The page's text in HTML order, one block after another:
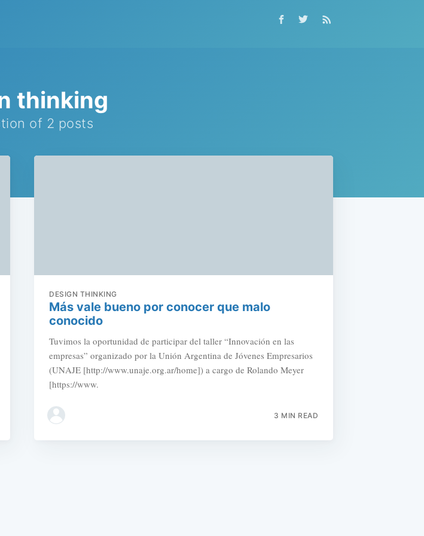
thinking
of 2 posts
DESIGN THINKING
Más vale bueno por conocer que malo
conocido
Tuvimos la oportunidad de participar del taller “Innovación en las
empresas” organizado por la Unión Argentina de Jóvenes Empresarios
(UNAJE [http://www.unaje.org.ar/home]) a cargo de Rolando Meyer
[https://www.
3 MIN READ